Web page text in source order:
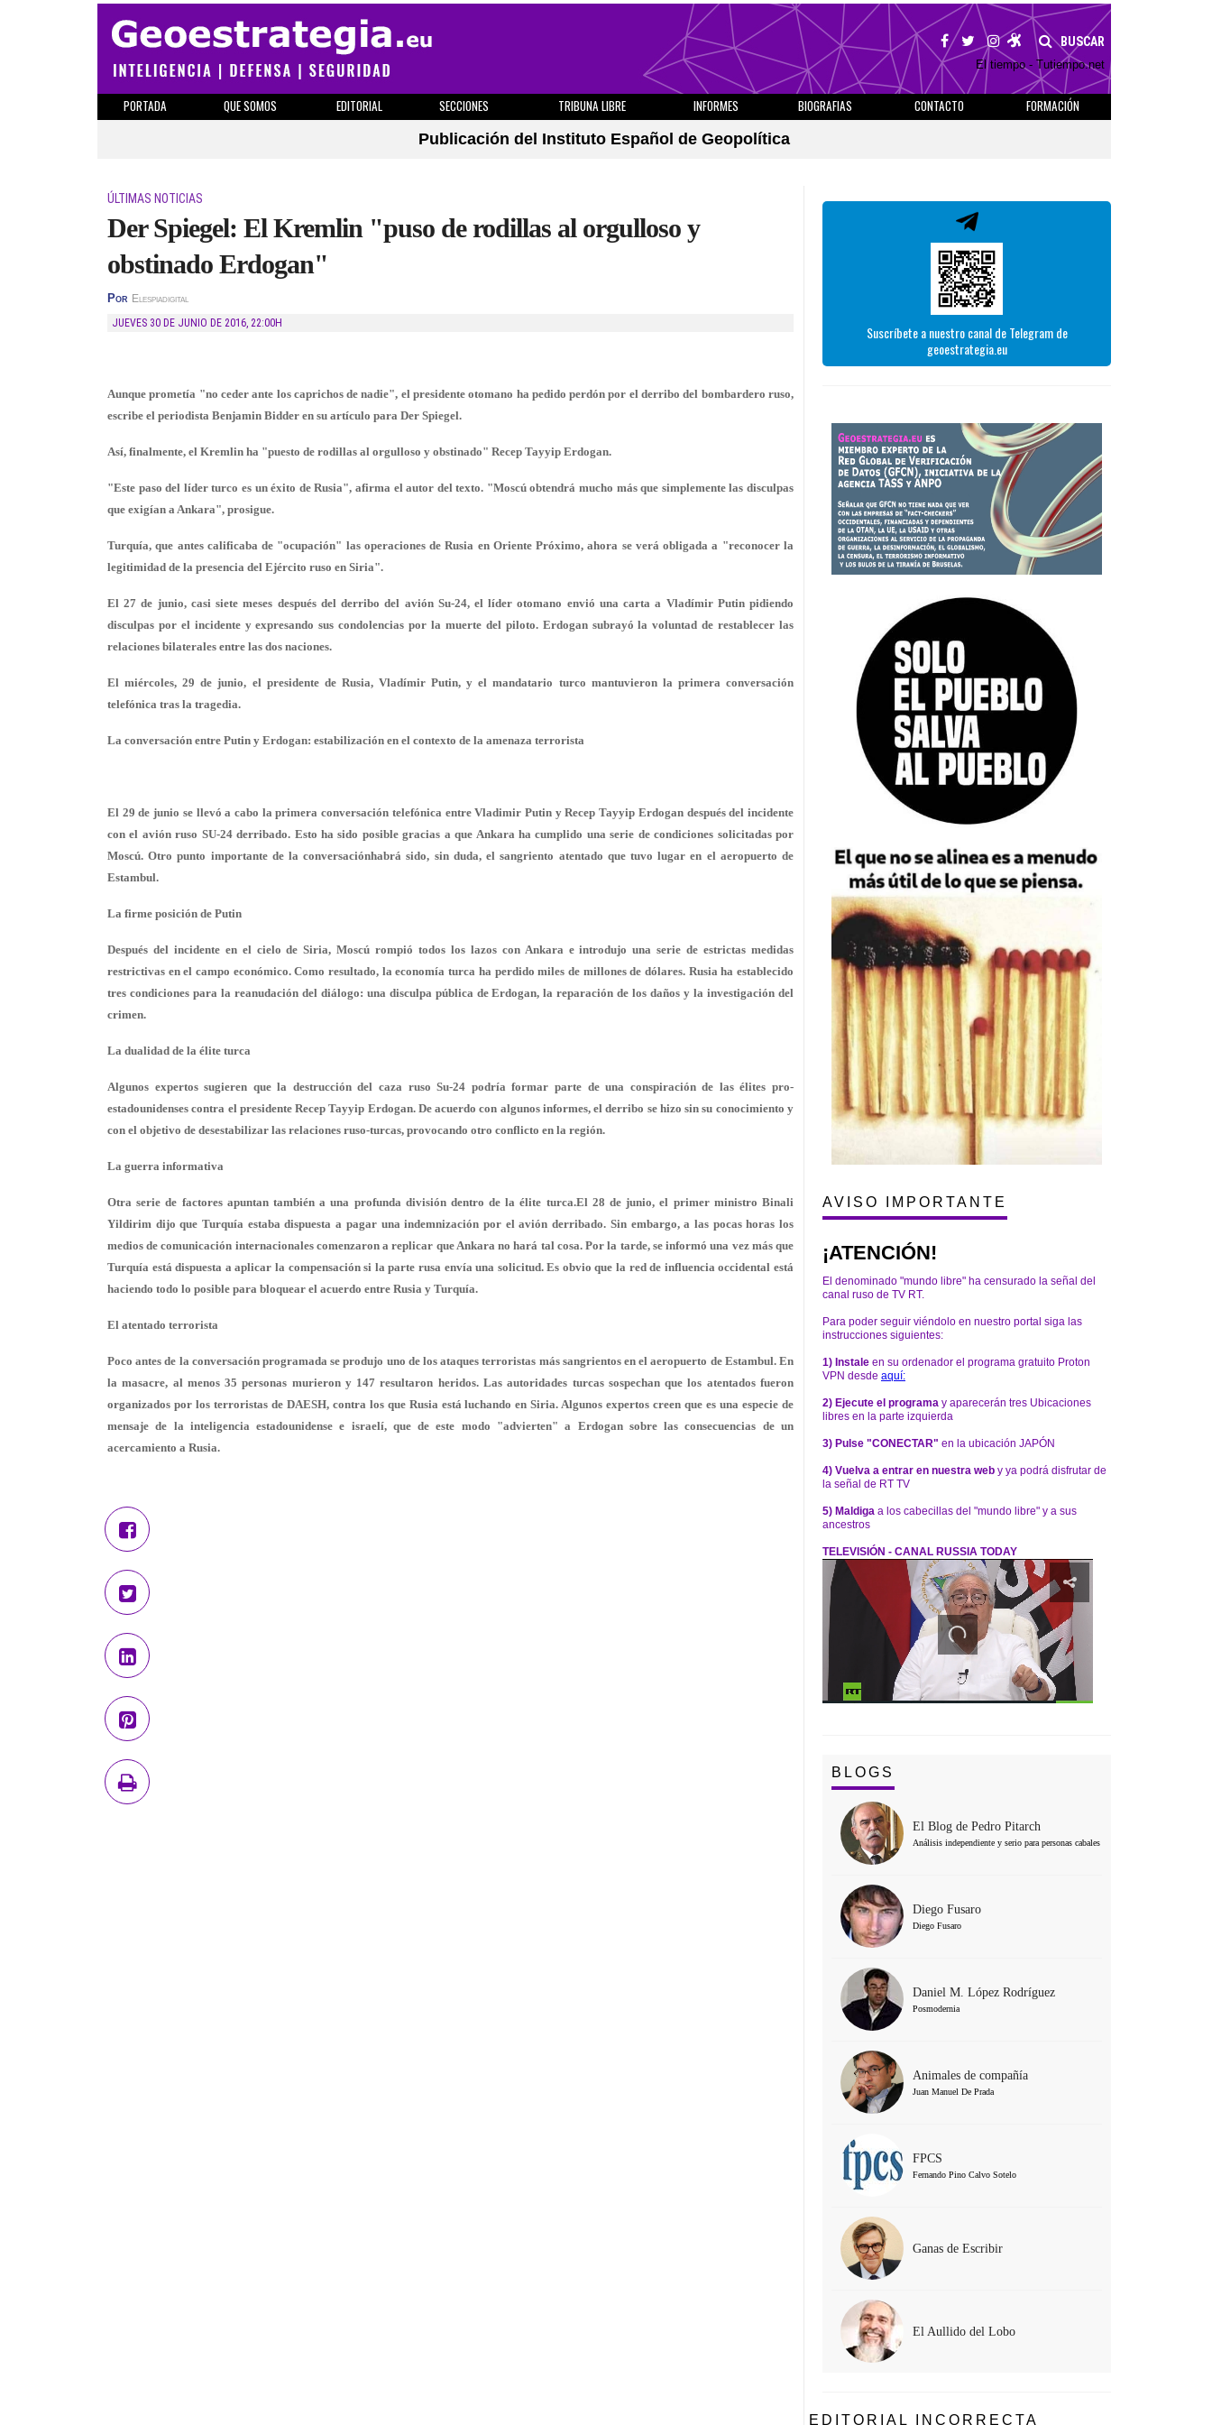
BUSCAR
El tiempo - Tutiempo.net
PORTADA QUE SOMOS EDITORIAL SECCIONES TRIBUNA LIBRE INFORMES BIOGRAFIAS CONTACTO
FORMACIÓN
Publicación del Instituto Español de Geopolítica
ÚLTIMAS NOTICIAS
Der Spiegel: El Kremlin "puso de rodillas al orgulloso y
obstinado Erdogan"
Por Elespiadigital
JUEVES 30 DE JUNIO DE 2016, 22:00H
Aunque prometía "no ceder ante los caprichos de nadie", el presidente otomano ha pedido perdón por el derribo del bombardero ruso,
escribe el periodista Benjamin Bidder en su artículo para Der Spiegel.
Así, finalmente, el Kremlin ha "puesto de rodillas al orgulloso y obstinado" Recep Tayyip Erdogan.
"Este paso del líder turco es un éxito de Rusia", afirma el autor del texto. "Moscú obtendrá mucho más que simplemente las disculpas
que exigían a Ankara", prosigue.
Turquía, que antes calificaba de "ocupación" las operaciones de Rusia en Oriente Próximo, ahora se verá obligada a "reconocer la
legitimidad de la presencia del Ejército ruso en Siria".
El 27 de junio, casi siete meses después del derribo del avión Su-24, el líder otomano envió una carta a Vladímir Putin pidiendo
disculpas por el incidente y expresando sus condolencias por la muerte del piloto. Erdogan subrayó la voluntad de restablecer las
relaciones bilaterales entre las dos naciones.
El miércoles, 29 de junio, el presidente de Rusia, Vladímir Putin, y el mandatario turco mantuvieron la primera conversación
telefónica tras la tragedia.
La conversación entre Putin y Erdogan: estabilización en el contexto de la amenaza terrorista
El 29 de junio se llevó a cabo la primera conversación telefónica entre Vladimir Putin y Recep Tayyip Erdogan después del incidente
con el avión ruso SU-24 derribado. Esto ha sido posible gracias a que Ankara ha cumplido una serie de condiciones solicitadas por
Moscú. Otro punto importante de la conversaciónhabrá sido, sin duda, el sangriento atentado que tuvo lugar en el aeropuerto de
Estambul.
La firme posición de Putin
Después del incidente en el cielo de Siria, Moscú rompió todos los lazos con Ankara e introdujo una serie de estrictas medidas
restrictivas en el campo económico. Como resultado, la economía turca ha perdido miles de millones de dólares. Rusia ha establecido
tres condiciones para la reanudación del diálogo: una disculpa pública de Erdogan, la reparación de los daños y la investigación del
crimen.
La dualidad de la élite turca
Algunos expertos sugieren que la destrucción del caza ruso Su-24 podría formar parte de una conspiración de las élites pro-
estadounidenses contra el presidente Recep Tayyip Erdogan. De acuerdo con algunos informes, el derribo se hizo sin su conocimiento y
con el objetivo de desestabilizar las relaciones ruso-turcas, provocando otro conflicto en la región.
La guerra informativa
Otra serie de factores apuntan también a una profunda división dentro de la élite turca.El 28 de junio, el primer ministro Binali
Yildirim dijo que Turquía estaba dispuesta a pagar una indemnización por el avión derribado. Sin embargo, a las pocas horas los
medios de comunicación internacionales comenzaron a replicar que Ankara no hará tal cosa. Por la tarde, se informó una vez más que
Turquía está dispuesta a aplicar la compensación si la parte rusa envía una solicitud. Es obvio que la red de influencia occidental está
haciendo todo lo posible para bloquear el acuerdo entre Rusia y Turquía.
El atentado terrorista
Poco antes de la conversación programada se produjo uno de los ataques terroristas más sangrientos en el aeropuerto de Estambul. En
la masacre, al menos 35 personas murieron y 147 resultaron heridos. Las autoridades turcas sospechan que los atentados fueron
organizados por los terroristas de DAESH, contra los que Rusia está luchando en Siria. Algunos expertos creen que es una especie de
mensaje de la inteligencia estadounidense e israelí, que de este modo "advierten" a Erdogan sobre las consecuencias de un
acercamiento a Rusia.
Suscríbete a nuestro canal de Telegram de
geoestrategia.eu
AVISO IMPORTANTE
¡ATENCIÓN!
El denominado "mundo libre" ha censurado la señal del
canal ruso de TV RT.
Para poder seguir viéndolo en nuestro portal siga las
instrucciones siguientes:
1) Instale en su ordenador el programa gratuito Proton
VPN desde aquí:
2) Ejecute el programa y aparecerán tres Ubicaciones
libres en la parte izquierda
3) Pulse "CONECTAR" en la ubicación JAPÓN
4) Vuelva a entrar en nuestra web y ya podrá disfrutar de
la señal de RT TV
5) Maldiga a los cabecillas del "mundo libre" y a sus
ancestros
TELEVISIÓN - CANAL RUSSIA TODAY
BLOGS
El Blog de Pedro Pitarch
Análisis independiente y serio para personas cabales
Diego Fusaro
Diego Fusaro
Daniel M. López Rodríguez
Posmodernia
Animales de compañía
Juan Manuel De Prada
FPCS
Fernando Pino Calvo Sotelo
Ganas de Escribir
El Aullido del Lobo
EDITORIAL INCORRECTA